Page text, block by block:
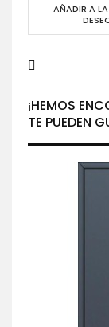
AÑADIR A
¡HEMOS
TE PUEDEN